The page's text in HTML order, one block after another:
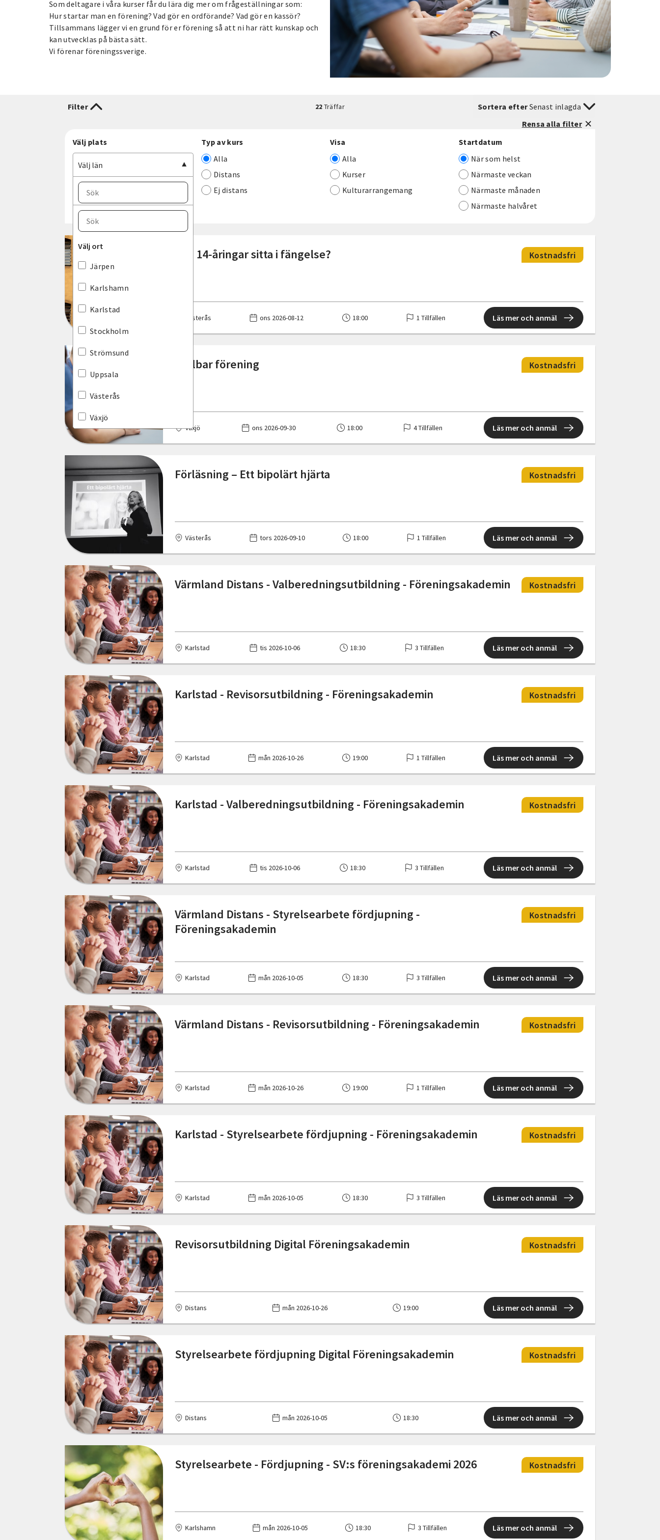
Som deltagare i våra kurser får du lära dig mer om frågeställningar som:
Hur startar man en förening? Vad gör en ordförande? Vad gör en kassör?
Tillsammans lägger vi en grund för er förening så att ni har rätt kunskap och
kan utvecklas på bästa sätt.
Vi förenar föreningssverige.
Filter 22 Träffar Sortera efterSenast inlagda
Rensa alla filter
Välj plats
Välj län
Välj län
Norrbottens län
Skåne län
Stockholms län
Södermanlands län
Uppsala län
Värmlands län
Västernorrlands län
Västmanlands län
Västra Götalands län
Örebro län
Välj ort
Välj ort
Järpen
Karlshamn
Karlstad
Stockholm
Strömsund
Uppsala
Västerås
Växjö
Typ av kurs
Alla
Distans
Ej distans
Visa
Alla
Kurser
Kulturarrangemang
Startdatum
När som helst
Närmaste veckan
Närmaste månaden
Närmaste halvåret
Ska 14-åringar sitta i fängelse? Kostnadsfri
Västerås ons 2026-08-12 18:00 1 Tillfällen Läs mer och anmäl
Hållbar förening Kostnadsfri
Växjö ons 2026-09-30 18:00 4 Tillfällen Läs mer och anmäl
Förläsning – Ett bipolärt hjärta Kostnadsfri
Västerås tors 2026-09-10 18:00 1 Tillfällen Läs mer och anmäl
Värmland Distans - Valberedningsutbildning - Föreningsakademin Kostnadsfri
Karlstad tis 2026-10-06 18:30 3 Tillfällen Läs mer och anmäl
Karlstad - Revisorsutbildning - Föreningsakademin Kostnadsfri
Karlstad mån 2026-10-26 19:00 1 Tillfällen Läs mer och anmäl
Karlstad - Valberedningsutbildning - Föreningsakademin Kostnadsfri
Karlstad tis 2026-10-06 18:30 3 Tillfällen Läs mer och anmäl
Värmland Distans - Styrelsearbete fördjupning -
Föreningsakademin
Kostnadsfri
Karlstad mån 2026-10-05 18:30 3 Tillfällen Läs mer och anmäl
Värmland Distans - Revisorsutbildning - Föreningsakademin Kostnadsfri
Karlstad mån 2026-10-26 19:00 1 Tillfällen Läs mer och anmäl
Karlstad - Styrelsearbete fördjupning - Föreningsakademin Kostnadsfri
Karlstad mån 2026-10-05 18:30 3 Tillfällen Läs mer och anmäl
Revisorsutbildning Digital Föreningsakademin Kostnadsfri
Distans mån 2026-10-26 19:00 Läs mer och anmäl
Styrelsearbete fördjupning Digital Föreningsakademin Kostnadsfri
Distans mån 2026-10-05 18:30 Läs mer och anmäl
Styrelsearbete - Fördjupning - SV:s föreningsakademi 2026 Kostnadsfri
Karlshamn mån 2026-10-05 18:30 3 Tillfällen Läs mer och anmäl